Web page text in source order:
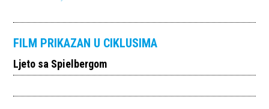
FILM PRIKAZAN U CIKLUSIMA
Ljeto sa Spielbergom